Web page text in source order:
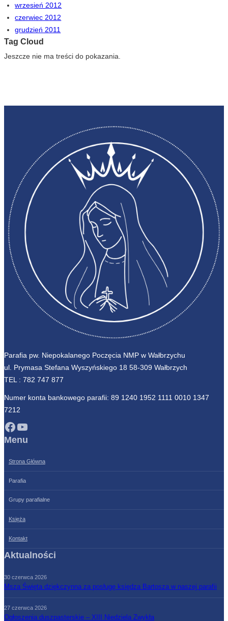
wrzesień 2012
czerwiec 2012
grudzień 2011
Tag Cloud
Jeszcze nie ma treści do pokazania.
Parafia pw. Niepokalanego Poczęcia NMP w Wałbrzychu
ul. Prymasa Stefana Wyszyńskiego 18 58-309 Wałbrzych
TEL : 782 747 877
Numer konta bankowego parafii: 89 1240 1952 1111 0010 1347
7212
Facebook YouTube
Menu
Strona Główna
Parafia
Grupy parafialne
Księża
Kontakt
Aktualności
30 czerwca 2026
Msza Święta dziękczynna za posługę księdza Bartosza w naszej parafii
27 czerwca 2026
Ogłoszenia duszpasterskie – XIII Niedziela Zwykła